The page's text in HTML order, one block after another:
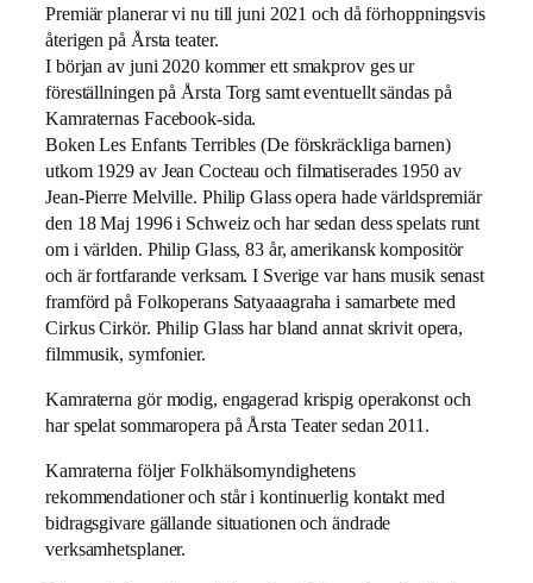
Premiär planerar vi nu till juni 2021 och då förhoppningsvis
återigen på Årsta teater.
I början av juni 2020 kommer ett smakprov ges ur
föreställningen på Årsta Torg samt eventuellt sändas på
Kamraternas Facebook-sida.
Boken Les Enfants Terribles (De förskräckliga barnen)
utkom 1929 av Jean Cocteau och filmatiserades 1950 av
Jean-Pierre Melville. Philip Glass opera hade världspremiär
den 18 Maj 1996 i Schweiz och har sedan dess spelats runt
om i världen. Philip Glass, 83 år, amerikansk kompositör
och är fortfarande verksam. I Sverige var hans musik senast
framförd på Folkoperans Satyaaagraha i samarbete med
Cirkus Cirkör. Philip Glass har bland annat skrivit opera,
filmmusik, symfonier.
Kamraterna gör modig, engagerad krispig operakonst och
har spelat sommaropera på Årsta Teater sedan 2011.
Kamraterna följer Folkhälsomyndighetens
rekommendationer och står i kontinuerlig kontakt med
bidragsgivare gällande situationen och ändrade
verksamhetsplaner.